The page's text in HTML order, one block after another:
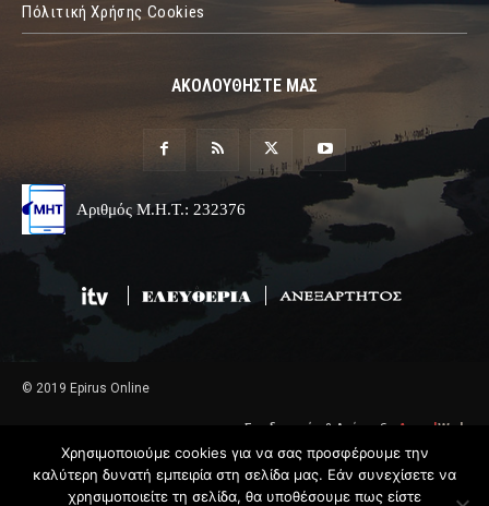
Πόλιτική Χρήσης Cookies
ΑΚΟΛΟΥΘΗΣΤΕ ΜΑΣ
Αριθμός Μ.Η.Τ.: 232376
© 2019 Epirus Online
Σχεδιασμός & Ανάπτυξη AngelWeb
Χρησιμοποιούμε cookies για να σας προσφέρουμε την
καλύτερη δυνατή εμπειρία στη σελίδα μας. Εάν συνεχίσετε να
χρησιμοποιείτε τη σελίδα, θα υποθέσουμε πως είστε